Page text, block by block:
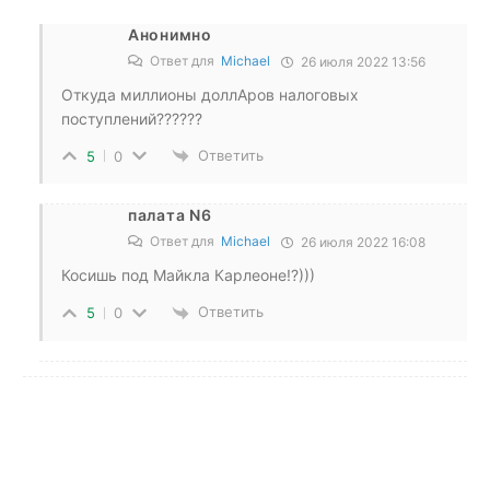
Анонимно
Ответ для Michael 26 июля 2022 13:56
Откуда миллионы доллАров налоговых
поступлений??????
5 0 Ответить
палата N6
Ответ для Michael 26 июля 2022 16:08
Косишь под Майкла Карлеоне!?)))
5 0 Ответить